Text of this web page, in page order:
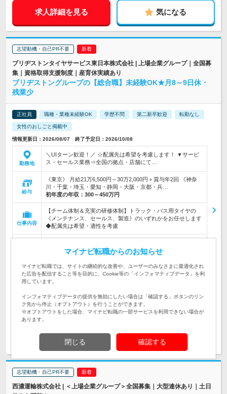
求人詳細を見る 気になる
志望動機・自己PR不要
ブリヂストンタイヤサービス東日本株式会社 | 上場企業グループ｜全国募
集｜資格取得支援制度｜産育休実績あり
ブリヂストングループの【総合職】未経験OK★月8～9日休・
残業少
正社員 職種・業種未経験OK 学歴不問 第二新卒歓迎 転勤なし
女性のおしごと掲載中
情報更新日：2026/08/07 終了予定日：2026/10/08
勤務地
＼UIターン歓迎！／ ☆配属先は希望を考慮します！ ▼サービ
ス・セールス業務⇒全国の拠点・店舗にて…
給与
《東京》 月給21万6,500円～30万2,000円＋賞与年2回 《神奈
川・千葉・埼玉・愛知・静岡・大阪・京都・兵…
初年度の年収： 300～450万円
仕事内容
【チーム体制＆充実の研修体制】トラック・バス用タイヤの
《メンテナンス、セールス、製造》のいずれかをお任せします
◆配属先は希望・適性を考慮
車好きな方はもちろん、「新しいことに挑戦したい」「手に職
企業データ
設立：1994年3月／従業員数：706人／本社所在地：
東京都
求人詳細を見る 気になる
志望動機・自己PR不要
西濃運輸株式会社 | ＜上場企業グループ＞全国募集｜大型連休あり｜土日
マイナビ転職からのお知らせ
マイナビ転職では、サイトの継続的な改善や、ユーザーのみなさまに最適化され
た広告を配信すること等を目的に、Cookie等の「インフォマティブデータ」を利
用しています。
インフォマティブデータの提供を無効にしたい場合は「確認する」ボタンのリン
ク先から停止（オプトアウト）を行うことができます。
※オプトアウトをした場合、マイナビ転職の一部サービスを利用できない場合が
あります。
閉じる 確認する